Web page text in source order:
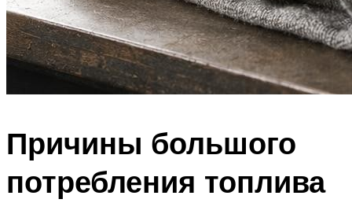
Причины большого
потребления топлива